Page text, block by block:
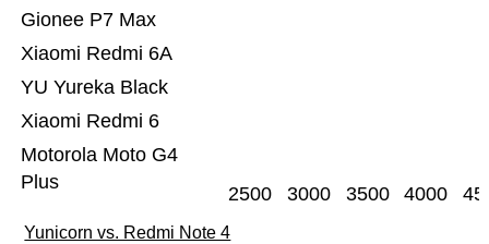
Motorola Moto G4
Plus
Xiaomi Redmi 6
YU Yureka Black
Xiaomi Redmi 6A
Gionee P7 Max
2500 3000 3500 4000
Yunicorn vs. Redmi Note 4